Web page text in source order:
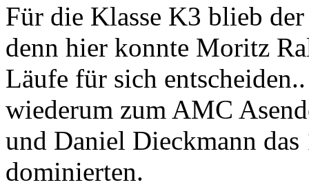
Für die Klasse K3 blieb
denn hier konnte Moritz
Läufe für sich
wiederum zum AMC
und Daniel Dieckmann
dominierten.